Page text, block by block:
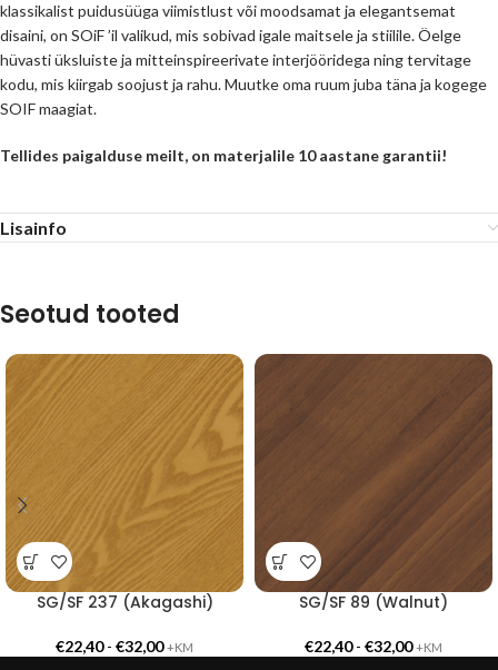
klassikalist puidusüüga viimistlust või moodsamat ja elegantsemat
disaini, on SOiF ’il valikud, mis sobivad igale maitsele ja stiilile. Öelge
hüvasti üksluiste ja mitteinspireerivate interjööridega ning tervitage
kodu, mis kiirgab soojust ja rahu. Muutke oma ruum juba täna ja kogege
SOIF maagiat.
Tellides paigalduse meilt, on materjalile 10 aastane garantii!
Lisainfo
Seotud tooted
SG/SF 237 (Akagashi)
€22,40- €32,00 +KM
SG/SF 89 (Walnut)
€22,40- €32,00 +KM